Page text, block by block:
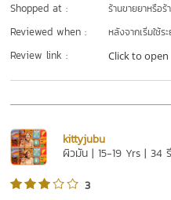
Shopped at : ร้านขายยาหรือ
Reviewed when : หลังจากเริ่มใช้ร
Review link : Click to open
kittyjubu
ผิวมัน | 15-19 Yrs | 34
3